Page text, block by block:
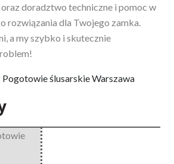
doradztwo techniczne i pomoc w
rozwiązania dla Twojego zamka.
a my szybko i skutecznie
Pogotowie ślusarskie Warszawa